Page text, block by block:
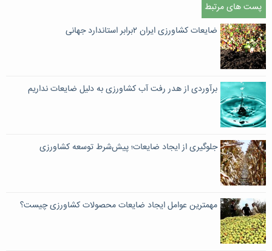
پست های مرتبط
ضایعات کشاورزی ایران ۲برابر استاندارد جهانی
برآوردی از هدر رفت آب کشاورزی به دلیل ضایعات نداریم
جلوگیری از ایجاد ضایعات؛ پیش‌شرط توسعه کشاورزی
مهمترین عوامل ایجاد ضایعات محصولات کشاورزی چیست؟